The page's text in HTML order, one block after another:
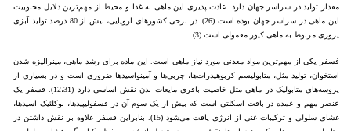
مقدار تولید در سراسر جهان دارد. عادت پذیری این ماهی به غذا و محیط از مهم‌ترین دلایل محبوبیت
این ماهی در سراسر جهان بوده است (26). در برخی کشورهای اروپایی، بیش از 80 درصد تولید آبزی
پروری مربوط به ماهی کپور معمولی است (3).
فسفر یکی از مهم‌ترین مواد معدنی مورد نیاز ماهی است. این ماده برای رشد ماهی، مینرالیزه شدن
استخوان، تولید مثل، متابولیسم کربوهیدرات‌ها، چربی‌ها و آمینواسید‌ها ضروری است و در بسیاری از
پروسه‌های متابولیک در ماهی مثل خاصیت بافری مایعات بدن نقش اساسی دارد (12،31). فسفر یک
عنصر مهم و عمده در بافت اسکلتی است که بیش از یک سوم آن در فسفولیپیدها، نوکلئیک اسیدها،
غشای سلولی و ترکیبات غنی از انرژی یافت می‌شود (15). بنابراین فسفر علاوه بر نقش داشتن در